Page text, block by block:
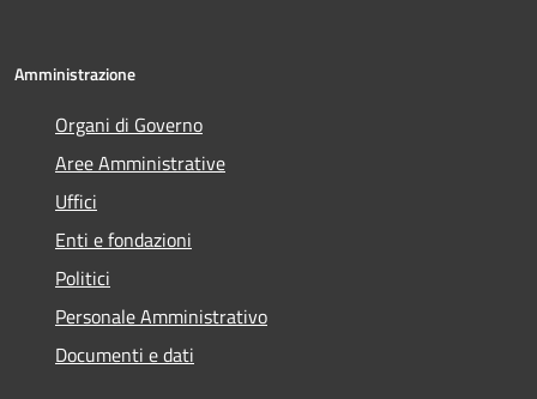
Amministrazione
Organi di Governo
Aree Amministrative
Uffici
Enti e fondazioni
Politici
Personale Amministrativo
Documenti e dati